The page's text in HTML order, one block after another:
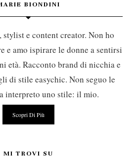
BIONDINI
e content creator. Non ho
e amo ispirare le donne a sentirsi
età. Racconto brand di nicchia e
di stile easychic. Non seguo le
interpreto uno stile: il mio.
Scopri Di Più
MI TROVI SU